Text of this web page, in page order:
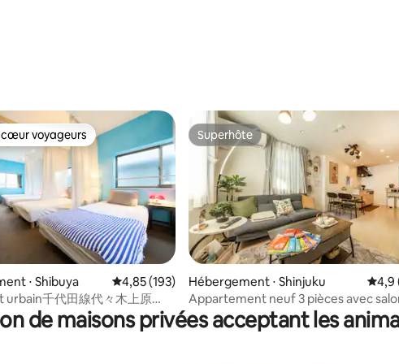
sur la base de 10 commentaires : 5 sur 5
cœur voyageurs
voyageurs
⋅ Shibuya Évaluation moyenne sur la base de 193
4,85 (193)
urbain千代田線代々木上原
Shibuya/Harajuku
Superhôte
Superhôte
Hébergement ⋅ Shinjuku
4,9
Appartement neuf 3 pièces avec
salle à manger | À 12 minutes de
à 4 minutes à pied de la gare, accès
de maisons privées acceptant les